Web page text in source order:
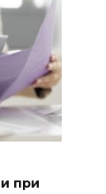
при